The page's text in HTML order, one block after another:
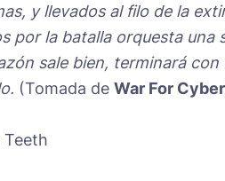
y llevados al filo de la
por la batalla orquesta una
sale bien, terminará
(Tomada de War For